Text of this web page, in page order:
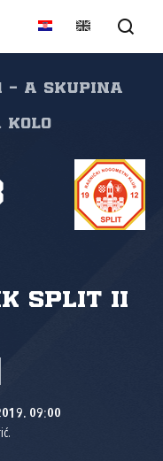
- A skupina
kolo
Split II
09:00